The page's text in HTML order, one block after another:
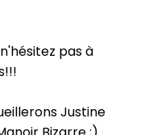
pas à
Justine